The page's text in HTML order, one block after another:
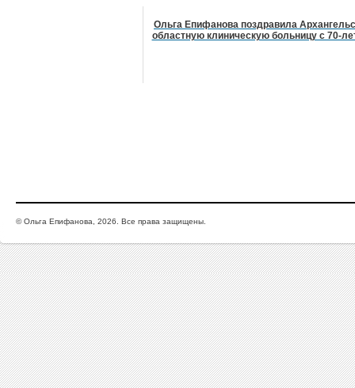
Ольга Епифанова поздравила
областную клиническую больницу с 70-
© Ольга Епифанова, 2026. Все права защищены.